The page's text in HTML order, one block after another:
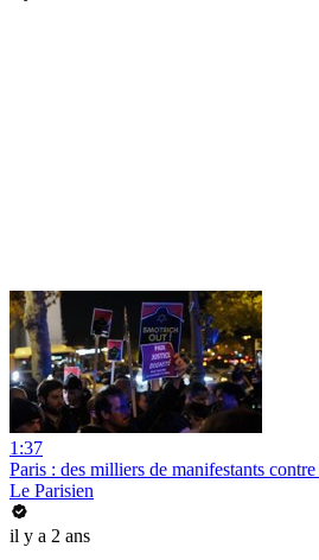
1:37
Paris : des milliers de manifestants
Le Parisien
il y a 2 ans